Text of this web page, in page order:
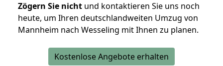
Zögern Sie nicht und kontaktieren Sie uns noch
heute, um Ihren deutschlandweiten Umzug von
Mannheim nach Wesseling mit Ihnen zu planen.
Kostenlose Angebote erhalten